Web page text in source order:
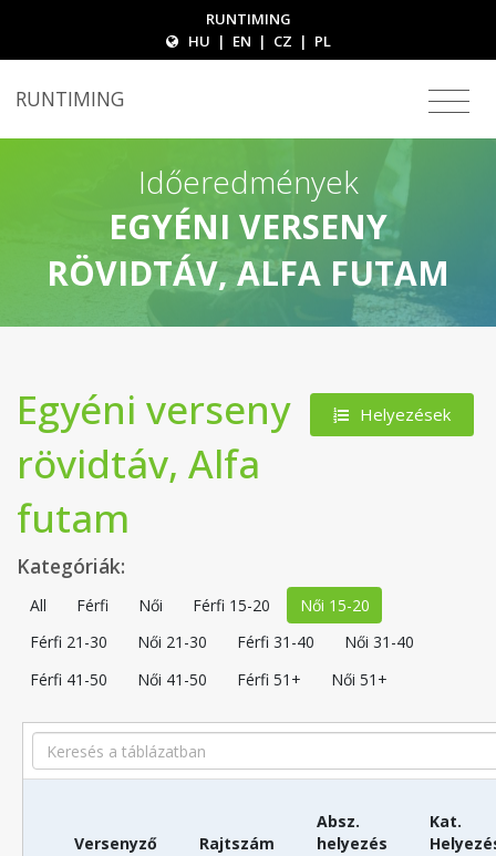
RUNTIMING
HU | EN | CZ | PL
RUNTIMING
Időeredmények
EGYÉNI VERSENY
RÖVIDTÁV, ALFA FUTAM
Helyezések
Egyéni verseny
rövidtáv, Alfa
futam
Kategóriák:
All Férfi Női Férfi 15-20
Női 15-20
Férfi 21-30
Női 21-30 Férfi 31-40
Női 31-40
Férfi 41-50
Női 41-50 Férfi 51+ Női 51+
Search
Versenyző Rajtszám
Absz.
helyezés
Kat.